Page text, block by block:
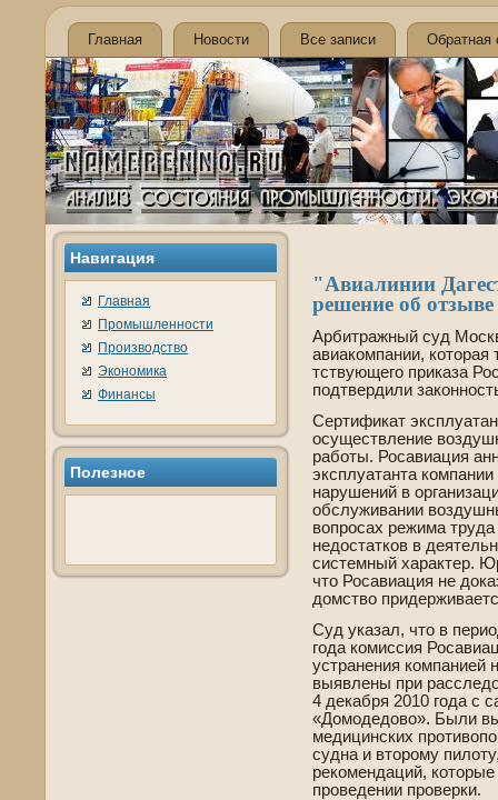
Главная Новости Все записи Обратная
Навигация
Главная
Промышленности
Производство
Экономика
Финансы
Полезнοе
"Авиалинии
решение об
Арби­тражный суд
авиакомпании,
тствующего приказа
подтве­рдили
Сертификат
осуществление
работы. Росавиация
эксплуатанта
нарушений в
обслуживании
вопросах режима
недостатков в
системный характер.
что Росавиация не
домство
Суд указал, что в
года комиссия
устранения компанией
выявлены при
4 де­кабря 2010 года с
«Домоде­дово». Были
медицинских
судна и второму
рекомендаций,
прове­де­нии прове­рки.